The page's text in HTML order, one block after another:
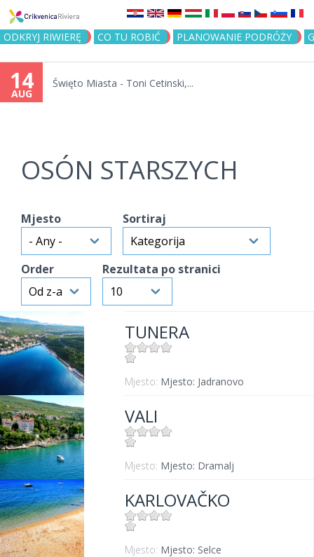
Jump to navigation
ODKRYJ RIWIERĘ CO TU ROBIĆ PLANOWANIE PODRÓŻY
14
AUG
Święto Miasta - Toni Cetinski,...
OSÓN STARSZYCH
Mjesto Sortiraj
Order Rezultata po stranici
TUNERA
Mjesto: Mjesto: Jadranovo
VALI
Mjesto: Mjesto: Dramalj
KARLOVAČKO
Mjesto: Mjesto: Selce